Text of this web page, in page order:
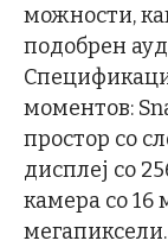
можности,
подобрен
моментов:
простор со
дисплеј со
камера со 16
мегапиксели.